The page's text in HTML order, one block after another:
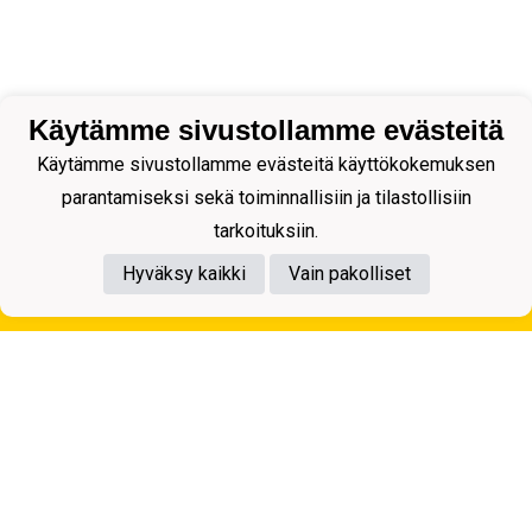
Tietosuojaseloste
Käytämme sivustollamme evästeitä
Käytämme sivustollamme evästeitä käyttökokemuksen
parantamiseksi sekä toiminnallisiin ja tilastollisiin
tarkoituksiin.
Hyväksy kaikki
Vain pakolliset